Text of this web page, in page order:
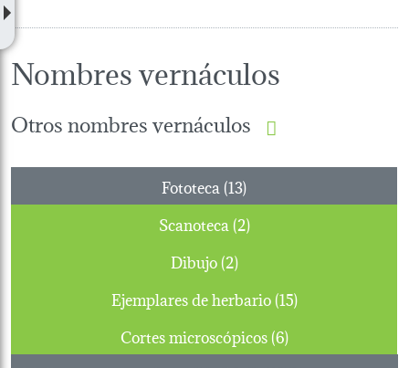
Nombres vernáculos
Otros nombres vernáculos
Fototeca (13)
Scanoteca (2)
Dibujo (2)
Ejemplares de herbario (15)
Cortes microscópicos (6)